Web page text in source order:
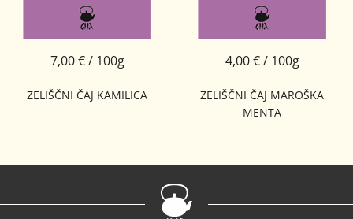
ZELIŠČNI ČAJ KAMILICA
7,00 € / 100g
ZELIŠČNI ČAJ MAROŠKA
MENTA
4,00 € / 100g